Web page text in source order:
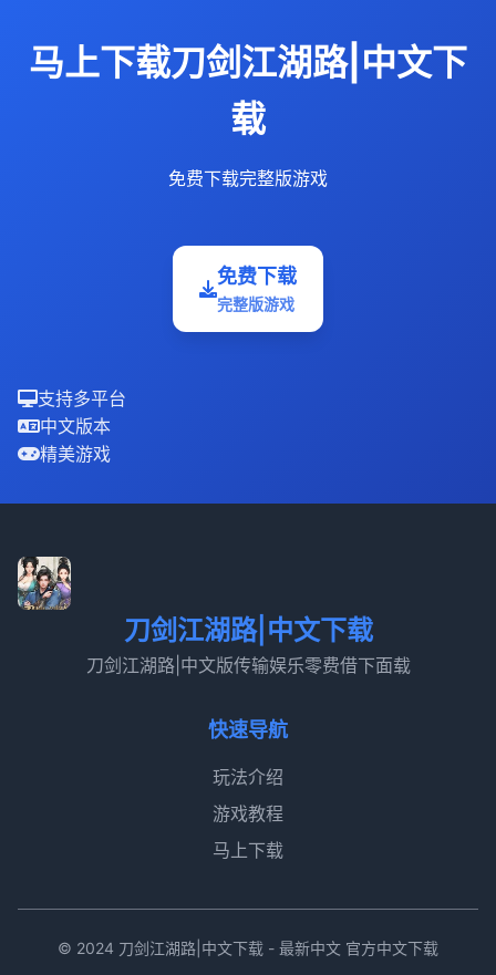
马上下载刀剑江湖路|中文下
载
免费下载完整版游戏
免费下载
完整版游戏
支持多平台
中文版本
精美游戏
刀剑江湖路|中文下载
刀剑江湖路|中文版传输娱乐零费借下面载
快速导航
玩法介绍
游戏教程
马上下载
© 2024 刀剑江湖路|中文下载 - 最新中文 官方中文下载